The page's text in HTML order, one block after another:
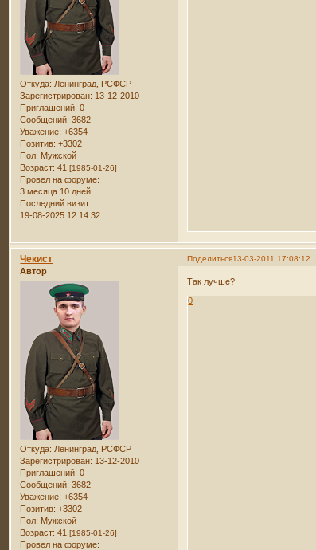
Откуда: Ленинград, РСФСР
Зарегистрирован: 13-12-2010
Приглашений: 0
Сообщений: 3682
Уважение: +6354
Позитив: +3302
Пол: Мужской
Возраст: 41[1985-01-26]
Провел на форуме:
3 месяца 10 дней
Последний визит:
19-08-2025 12:14:32
Поделиться13-03-2011 17:08:12
Чекист
Автор
Откуда: Ленинград, РСФСР
Зарегистрирован: 13-12-2010
Приглашений: 0
Сообщений: 3682
Уважение: +6354
Позитив: +3302
Пол: Мужской
Возраст: 41[1985-01-26]
Провел на форуме:
Так лучше?
0